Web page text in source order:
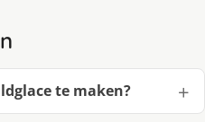
te maken?